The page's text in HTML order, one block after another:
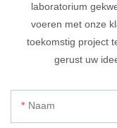
laboratorium
voeren met onze
toekomstig project
gerust uw
Naam